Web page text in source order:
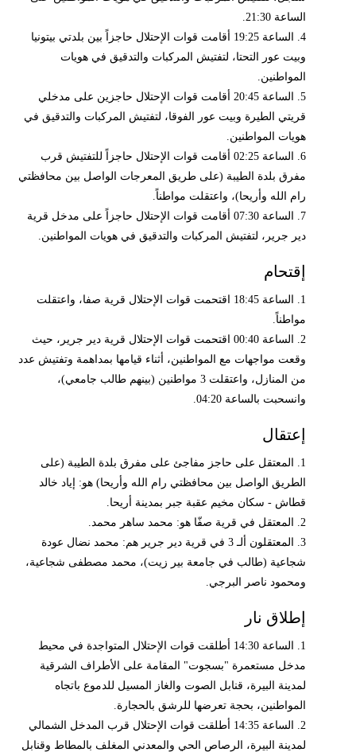
الساعة 21:30.
4. الساعة 19:25 أقامت قوات الإحتلال حاجزاً بين بلدتي بيتونيا
وبيت عور التحتا، لتفتيش المركبات والتدقيق في هويات
المواطنين.
5. الساعة 20:45 أقامت قوات الإحتلال حاجزين على مدخلي
قريتي الطيرة وبيت عور الفوقا، لتفتيش المركبات والتدقيق في
هويات المواطنين.
6. الساعة 02:25 أقامت قوات الإحتلال حاجزاً للتفتيش قرب
مفرق بلدة الطيبة (على طريق المعرجات الواصل بين محافظتي
رام الله وأريحا)، واعتقلت مواطناً.
7. الساعة 07:30 أقامت قوات الإحتلال حاجزاً على مدخل قرية
دير جرير، لتفتيش المركبات والتدقيق في هويات المواطنين.
إقتحام
1. الساعة 18:45 اقتحمت قوات الإحتلال قرية صفا، واعتقلت
مواطناً.
2. الساعة 00:40 اقتحمت قوات الإحتلال قرية دير جرير، حيث
وقعت مواجهات مع المواطنين، أثناء قيامها بمداهمة وتفتيش عدد
من المنازل، واعتقلت 3 مواطنين (بينهم طالب جامعي)،
وانسحبت بالساعة 04:20.
إعتقال
1. المعتقل على حاجز مفاجئ على مفرق بلدة الطيبة (على
الطريق الواصل بين محافظتي رام الله وأريحا) هو: إياد خالد
قطاش - سكان مخيم عقبة جبر بمدينة أريحا.
2. المعتقل في قرية صفّا هو: محمد ساهر محمد.
3. المعتقلون ألـ 3 في قرية دير جرير هم: محمد نضال عودة
شجاعية (طالب في جامعة بير زيت)، محمد مصطفى شجاعية،
ومحمود ناصر البرجي.
إطلاق نار
1. الساعة 14:30 أطلقت قوات الإحتلال المتواجدة في محيط
مدخل مستعمرة "بسجوت" المقامة على الأطراف الشرقية
لمدينة البيرة، قنابل الصوت والغاز المسيل للدموع باتجاه
المواطنين، بحجة تعرضها للرشق بالحجارة.
2. الساعة 14:35 أطلقت قوات الإحتلال قرب المدخل الشمالي
لمدينة البيرة، الرصاص الحي والمعدني المغلف بالمطاط وقنابل